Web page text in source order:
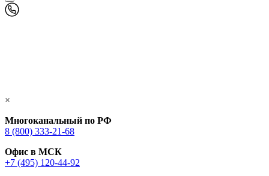
×
Многоканальный по РФ
8 (800) 333‑21-68
Офис в МСК
+7 (495) 120-44-92